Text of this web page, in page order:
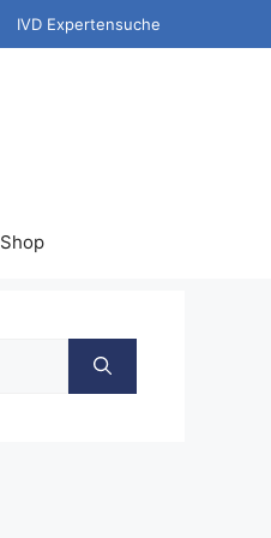
IVD Expertensuche
Shop